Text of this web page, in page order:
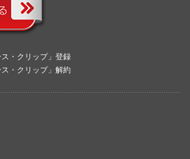
・クリップ」登録
・クリップ」解約